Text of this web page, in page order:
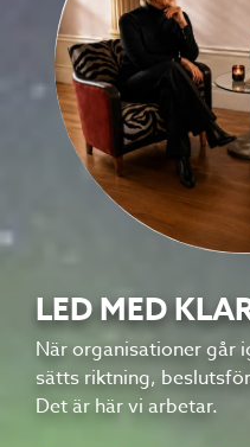
LED MED
När organisationer går
sätts riktning,
Det är här vi arbetar.